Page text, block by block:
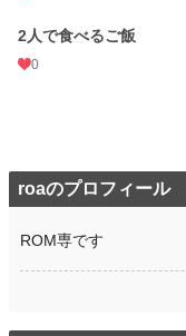
2人で食べるご飯
0
roaのプロフィール
ROM専です